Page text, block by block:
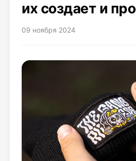
их создает и
09 ноября 2024